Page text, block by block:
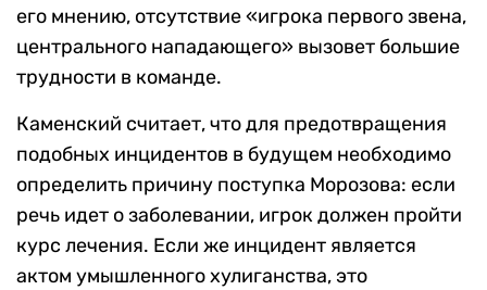
его мнению, отсутствие «игрока первого звена,
центрального нападающего» вызовет большие
трудности в команде.
Каменский считает, что для предотвращения
подобных инцидентов в будущем необходимо
определить причину поступка Морозова: если
речь идет о заболевании, игрок должен пройти
курс лечения. Если же инцидент является
актом умышленного хулиганства, это